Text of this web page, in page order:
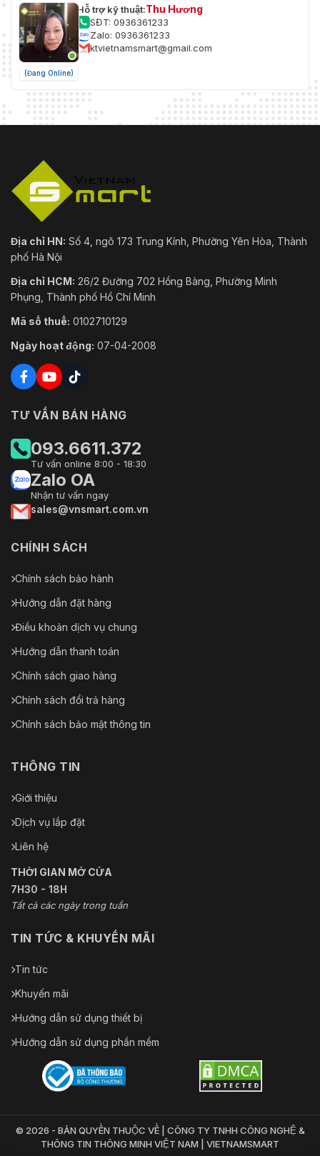
(Đang Online)
Hỗ trợ kỹ thuật:Thu Hương
SĐT: 0936361233
Zalo: 0936361233
ktvietnamsmart@gmail.com
Địa chỉ HN: Số 4, ngõ 173 Trung Kính, Phường Yên Hòa, Thành
phố Hà Nội
Địa chỉ HCM: 26/2 Đường 702 Hồng Bàng, Phường Minh
Phụng, Thành phố Hồ Chí Minh
Mã số thuế: 0102710129
Ngày hoạt động: 07-04-2008
TƯ VẤN BÁN HÀNG
093.6611.372
Tư vấn online 8:00 - 18:30
Zalo OA
Nhận tư vấn ngay
sales@vnsmart.com.vn
CHÍNH SÁCH
Chính sách bảo hành
Hướng dẫn đặt hàng
Điều khoản dịch vụ chung
Hướng dẫn thanh toán
Chính sách giao hàng
Chính sách đổi trả hàng
Chính sách bảo mật thông tin
THÔNG TIN
Giới thiệu
Dịch vụ lắp đặt
Liên hệ
THỜI GIAN MỞ CỬA
7H30 - 18H
Tất cả các ngày trong tuần
TIN TỨC & KHUYẾN MÃI
Tin tức
Khuyến mãi
Hướng dẫn sử dụng thiết bị
Hướng dẫn sử dụng phần mềm
© 2026 - BẢN QUYỀN THUỘC VỀ | CÔNG TY TNHH CÔNG NGHỆ &
THÔNG TIN THÔNG MINH VIỆT NAM | VIETNAMSMART